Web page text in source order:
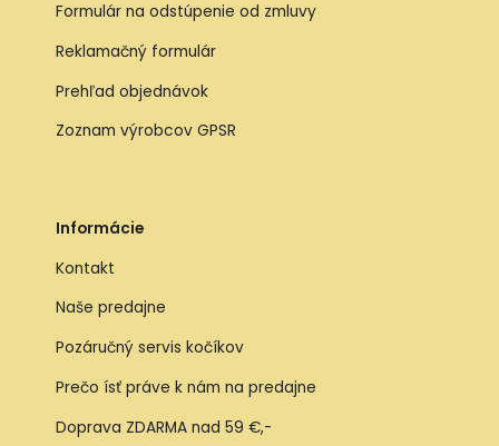
Formulár na odstúpenie od zmluvy
Reklamačný formulár
Prehľad objednávok
Zoznam výrobcov GPSR
Informácie
Kontakt
Naše predajne
Pozáručný servis kočíkov
Prečo ísť práve k nám na predajne
Doprava ZDARMA nad 59 €,-